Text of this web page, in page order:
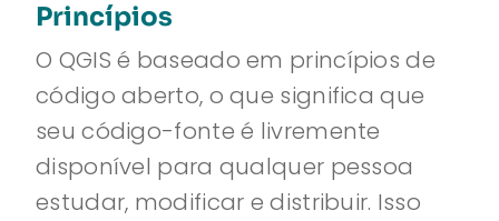
Princípios
O QGIS é baseado em princípios de
código aberto, o que significa que
seu código-fonte é livremente
disponível para qualquer pessoa
estudar, modificar e distribuir. Isso